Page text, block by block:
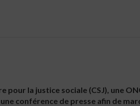
pour la justice sociale (CSJ), une
conférence de presse afin de